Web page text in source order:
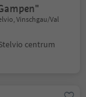
Vinschgau/Val
centrum